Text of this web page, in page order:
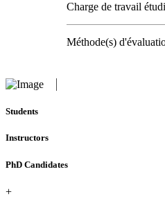
Charge de travail
Méthode(s)
Students
Instructors
PhD Candidates
+